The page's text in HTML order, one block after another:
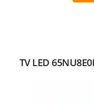
TV LED